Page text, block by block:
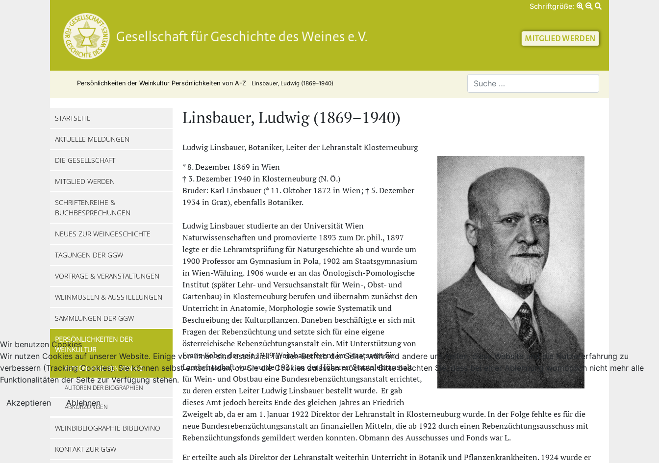
Schriftgröße:
Gesellschaft für Geschichte
Persönlichkeiten der Weinkultur Persönlichkeiten von A-Z Linsbauer, Ludwig (1869–1940)
STARTSEITE
AKTUELLE MELDUNGEN
DIE GESELLSCHAFT
MITGLIED WERDEN
SCHRIFTENREIHE &
BUCHBESPRECHUNGEN
NEUES ZUR WEINGESCHICHTE
TAGUNGEN DER GGW
VORTRÄGE & VERANSTALTUNGEN
WEINMUSEEN & AUSSTELLUNGEN
SAMMLUNGEN DER GGW
PERSÖNLICHKEITEN DER
WEINKULTUR
PERSÖNLICHKEITEN VON A-Z
AUTOREN DER BIOGRAPHIEN
ABKÜRZUNGEN
WEINBIBLIOGRAPHIE BIBLIOVINO
KONTAKT ZUR GGW
Linsbauer, Ludwig (1869–1940)
Ludwig Linsbauer, Botaniker, Leiter der Lehranstalt Klosterneuburg
* 8. Dezember 1869 in Wien
† 3. Dezember 1940 in Klosterneuburg (N. Ö.)
Bruder: Karl Linsbauer (* 11. Oktober 1872 in Wien; † 5. Dezember
1934 in Graz), ebenfalls Botaniker.
Ludwig Linsbauer studierte an der Universität Wien
Naturwissenschaften und promovierte 1893 zum Dr. phil., 1897
legte er die Lehramtsprüfung für Naturgeschichte ab und wurde um
1900 Professor am Gymnasium in Pola, 1902 am Staatsgymnasium
in Wien-Währing. 1906 wurde er an das Önologisch-Pomologische
Institut (später Lehr- und Versuchsanstalt für Wein-, Obst- und
Gartenbau) in Klosterneuburg berufen und übernahm zunächst den
Unterricht in Anatomie, Morphologie sowie Systematik und
Beschreibung der Kulturpflanzen. Daneben beschäftigte er sich mit
Fragen der Rebenzüchtung und setzte sich für eine eigene
österreichische Rebenzüchtungsanstalt ein. Mit Unterstützung von
Franz Kober, der seit 1919 Weinbaureferent im Staatsamt für
Landwirtschaft war, wurde 1921 an der Höheren Staatslehranstalt
für Wein- und Obstbau eine Bundesrebenzüchtungsanstalt errichtet,
zu deren ersten Leiter Ludwig Linsbauer bestellt wurde. Er gab
dieses Amt jedoch bereits Ende des gleichen Jahres an Friedrich
Zweigelt ab, da er am 1. Januar 1922 Direktor der Lehranstalt in Klosterneuburg wurde. In der Folge fehlte es für die
neue Bundesrebenzüchtungsanstalt an finanziellen Mitteln, die ab 1922 durch einen Rebenzüchtungsausschuss mit
Rebenzüchtungsfonds gemildert werden konnten. Obmann des Ausschusses und Fonds war L.
Er erteilte auch als Direktor der Lehranstalt weiterhin Unterricht in Botanik und Pflanzenkrankheiten. 1924 wurde er
Wir benutzen Cookies
Wir nutzen Cookies auf unserer Website. Einige von ihnen sind essenziell für den Betrieb der Seite, während andere uns helfen, diese Website und die Nutzererfahrung zu
verbessern (Tracking Cookies). Sie können selbst entscheiden, ob Sie die Cookies zulassen möchten. Bitte beachten Sie, dass bei einer Ablehnung womöglich nicht mehr alle
Funktionalitäten der Seite zur Verfügung stehen.
Akzeptieren Ablehnen